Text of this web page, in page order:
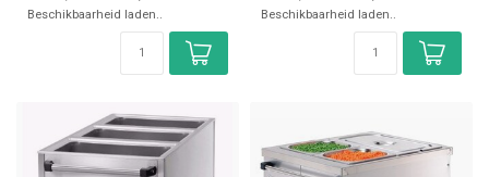
Beschikbaarheid laden.. Beschikbaarheid laden..